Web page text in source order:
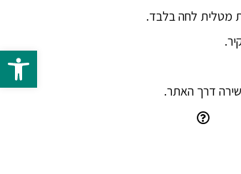
מטלית לחה בלבד.